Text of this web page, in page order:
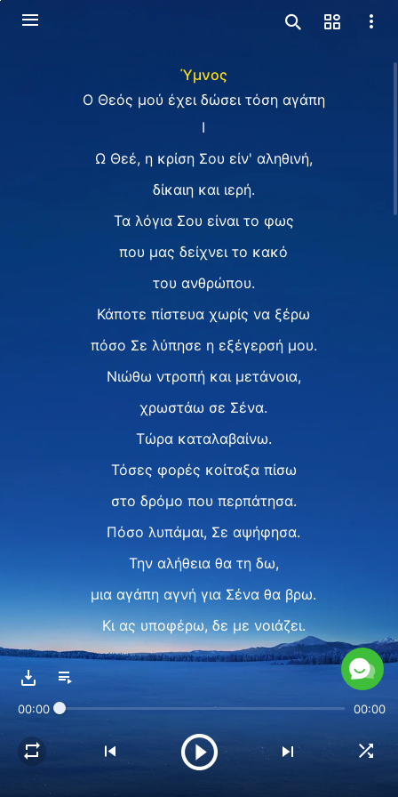
Ύμνος
Ο Θεός μού έχει δώσει τόση αγάπη
Ⅰ
Ω Θεέ, η κρίση Σου είν' αληθινή,
δίκαιη και ιερή.
Τα λόγια Σου είναι το φως
που μας δείχνει το κακό
του ανθρώπου.
Κάποτε πίστευα χωρίς να ξέρω
πόσο Σε λύπησε η εξέγερσή μου.
Νιώθω ντροπή και μετάνοια,
χρωστάω σε Σένα.
Τώρα καταλαβαίνω.
Τόσες φορές κοίταξα πίσω
στο δρόμο που περπάτησα.
Πόσο λυπάμαι, Σε αψήφησα.
Την αλήθεια θα τη δω,
μια αγάπη αγνή για Σένα θα βρω.
Κι ας υποφέρω, δε με νοιάζει.
Ω Θεέ μου!
και διακρίνω την αγάπη Σου.
00:00 00:00